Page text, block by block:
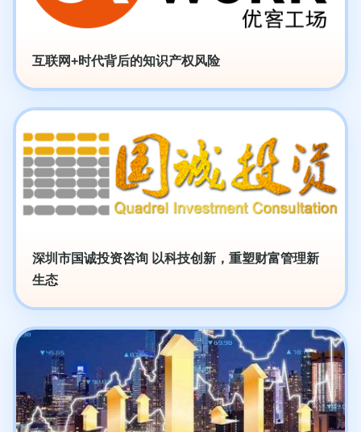
互联网+时代背后的知识产权风险
深圳市国诚投资咨询 以科技创新，重塑财富管理新
生态